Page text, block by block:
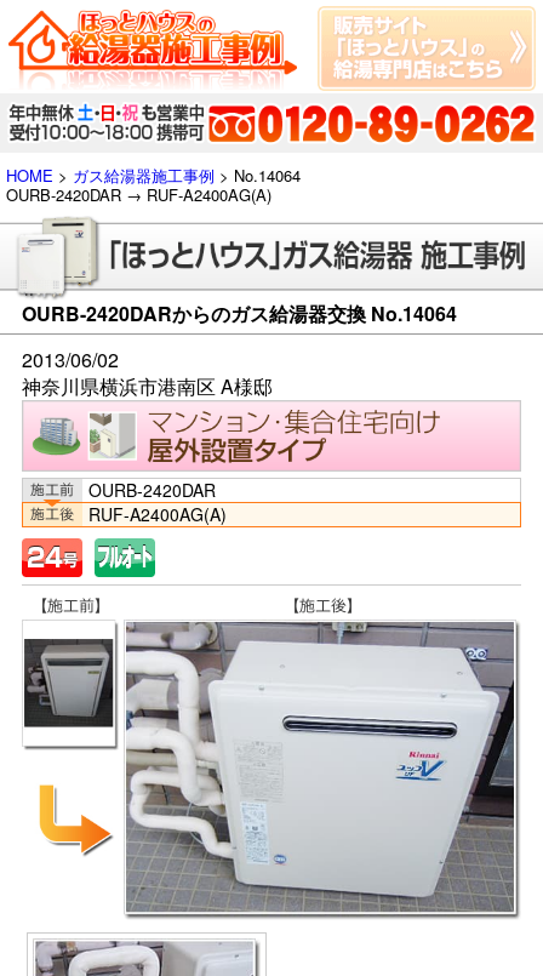
HOME > ガス給湯器施工事例 > No.14064
OURB-2420DAR → RUF-A2400AG(A)
OURB-2420DARからのガス給湯器交換 No.14064
2013/06/02
神奈川県横浜市港南区 A様邸
OURB-2420DAR
RUF-A2400AG(A)